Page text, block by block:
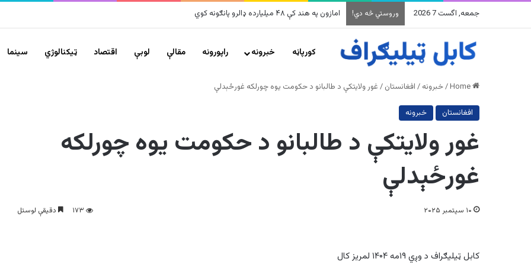
جمعه, اگست 7 2026 وروستي څه دي! امازون په هند کې ۴۸ میلیارده ډالرو پانګونه کوي
کورپاڼه خبرونه راپورونه مقالې لوبې اقتصاد ټیکنالوژي سينما
/خبرونه / افغانستان / غور ولایتکې د طالبانو د حکومت یوه چورلکه غورځېدلې
افغانستان خبرونه
غور ولایتکې د طالبانو د حکومت یوه چورلکه
غورځېدلې
۱۰ سپتمبر ۲۰۲۵ ۱۷۳ دقیقې لوستل
کابل ټیلیګراف د وږي ۱۹مه ۱۴۰۴ لمریز کال